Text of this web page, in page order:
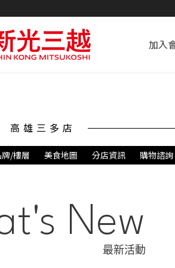
加入
高雄三多店
/樓層 美食地圖 分店資訊 購物諮詢
New
最新活動